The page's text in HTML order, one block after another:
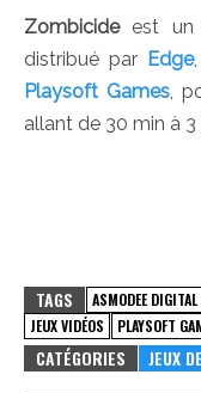
Zombicideest un
distribué par Edge
Playsoft Games,
allant de 30 min à 3
TAGS ASMODEE DIGITAL
JEUX VIDÉOS
PLAYSOFT
CATÉGORIES JEUX